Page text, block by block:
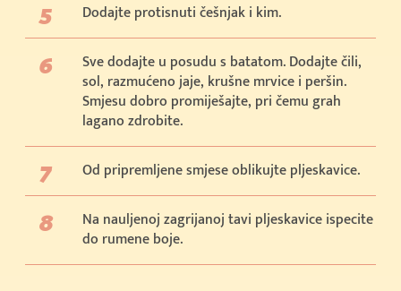
Dodajte protisnuti češnjak i kim.
Sve dodajte u posudu s batatom. Dodajte čili,
sol, razmućeno jaje, krušne mrvice i peršin.
Smjesu dobro promiješajte, pri čemu grah
lagano zdrobite.
Od pripremljene smjese oblikujte pljeskavice.
Na nauljenoj zagrijanoj tavi pljeskavice ispecite
do rumene boje.